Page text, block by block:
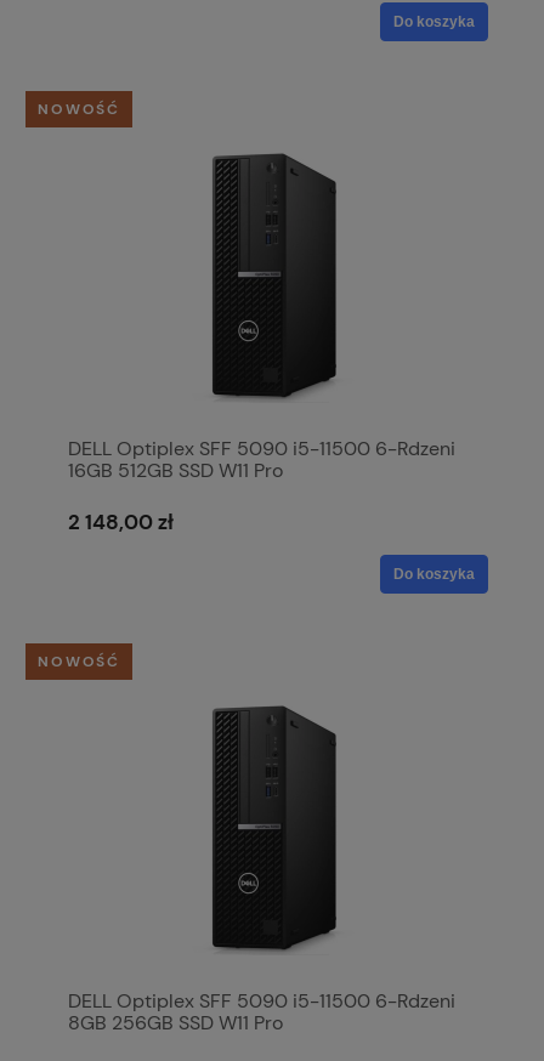
Do koszyka
DELL Optiplex SFF 5090 i5-11500 6-Rdzeni
16GB 512GB SSD W11 Pro
2 148,00 zł
Do koszyka
NOWOŚĆ
DELL Optiplex SFF 5090 i5-11500 6-Rdzeni
8GB 256GB SSD W11 Pro
NOWOŚĆ